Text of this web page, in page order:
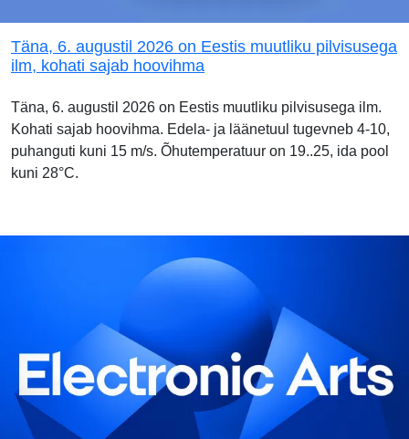
Täna, 6. augustil 2026 on Eestis muutliku pilvisusega
ilm, kohati sajab hoovihma
Täna, 6. augustil 2026 on Eestis muutliku pilvisusega ilm.
Kohati sajab hoovihma. Edela- ja läänetuul tugevneb 4-10,
puhanguti kuni 15 m/s. Õhutemperatuur on 19..25, ida pool
kuni 28°C.